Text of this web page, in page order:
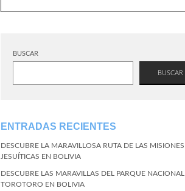
BUSCAR
BUSCAR
ENTRADAS RECIENTES
DESCUBRE LA MARAVILLOSA RUTA DE LAS MISIONES
JESUÍTICAS EN BOLIVIA
DESCUBRE LAS MARAVILLAS DEL PARQUE NACIONAL
TOROTORO EN BOLIVIA